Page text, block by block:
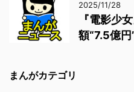
2025/11/28
『電影少
額“7.5億円
まんがカテゴリ